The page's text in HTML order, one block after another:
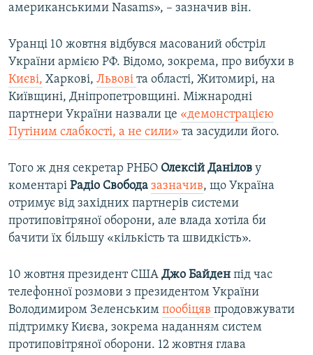
американськими Nasams», – зазначив він.
Уранці 10 жовтня відбувся масований обстріл
України армією РФ. Відомо, зокрема, про вибухи в
Києві, Харкові, Львові та області, Житомирі, на
Київщині, Дніпропетровщині. Міжнародні
партнери України назвали це «демонстрацією
Путіним слабкості, а не сили» та засудили його.
Того ж дня секретар РНБО Олексій Данілов у
коментарі Радіо Свобода зазначив, що Україна
отримує від західних партнерів системи
протиповітряної оборони, але влада хотіла би
бачити їх більшу «кількість та швидкість».
10 жовтня президент США Джо Байден під час
телефонної розмови з президентом України
Володимиром Зеленським пообіцяв продовжувати
підтримку Києва, зокрема наданням систем
протиповітряної оборони. 12 жовтня глава